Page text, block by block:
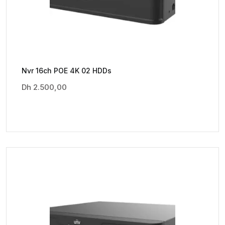
Nvr 16ch POE 4K 02 HDDs
Dh 2.500,00